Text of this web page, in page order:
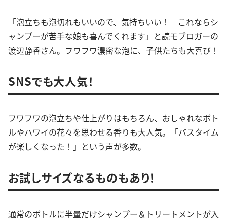
「泡立ちも泡切れもいいので、気持ちいい！ これならシ
ャンプーが苦手な娘も喜んでくれます」と読モブロガーの
渡辺静香さん。フワフワ濃密な泡に、子供たちも大喜び！
SNSでも大人気！
フワフワの泡立ちや仕上がりはもちろん、おしゃれなボト
ルやハワイの花々を思わせる香りも大人気。「バスタイム
が楽しくなった！」という声が多数。
お試しサイズなるものもあり！
通常のボトルに半量だけシャンプー＆トリートメントが入